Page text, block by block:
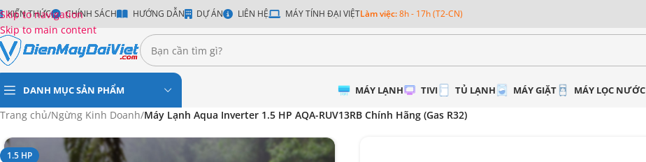
Skip to navigation
Skip to main content
KIẾN THỨC CHÍNH SÁCH HƯỚNG DẪN DỰ ÁN LIÊN HỆ MÁY TÍNH ĐẠI VIỆTLàm việc:8h - 17h (T2-CN)
DANH MỤC SẢN PHẨM MÁY LẠNH TIVI TỦ LẠNH MÁY GIẶT MÁY LỌC NƯỚC
Trang chủ/Ngừng Kinh Doanh/Máy Lạnh Aqua Inverter 1.5 HP AQA-RUV13RB Chính Hãng (Gas R32)
1.5 HP